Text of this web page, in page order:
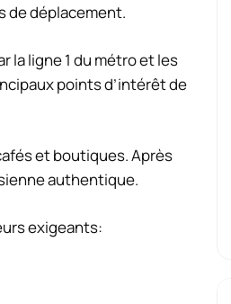
de déplacement.
la ligne 1 du métro et les
points d’intérêt de
et boutiques. Après
authentique.
exigeants: